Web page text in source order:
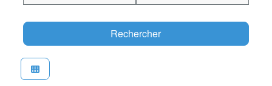
RechercherSearch
Easydem